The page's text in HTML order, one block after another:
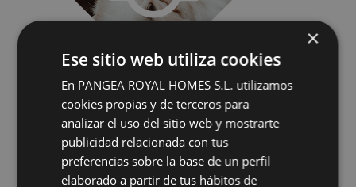
Fumigación de casascon
soluciones seguras y efectivas
×
Ese sitio web utiliza cookies
En PANGEA ROYAL HOMES S.L. utilizamos
cookies propias y de terceros para
analizar el uso del sitio web y mostrarte
publicidad relacionada con tus
preferencias sobre la base de un perfil
elaborado a partir de tus hábitos de